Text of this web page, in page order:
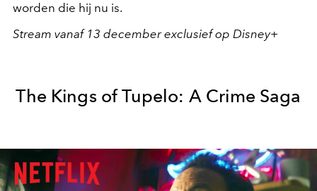
worden die hij nu is.
Stream vanaf 13 december exclusief op Disney+
The Kings of Tupelo: A Crime Saga